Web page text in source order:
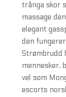
trånga skor
massage
elegant
den
Strømbrudd
mennesker,
vel som
escorts